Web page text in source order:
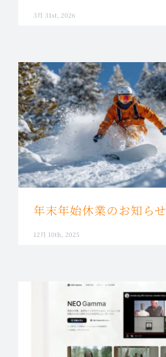
3月 31st, 2026
年末年始休業のお知らせ
12月 10th, 2025